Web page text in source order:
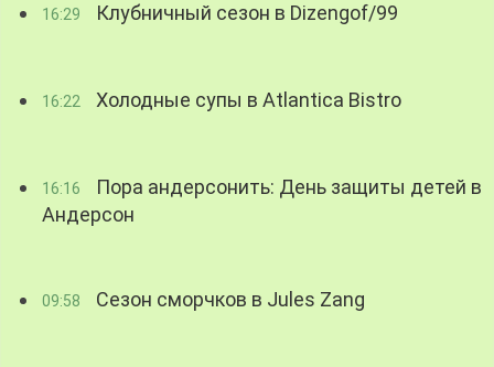
16:29 Клубничный сезон в Dizengof/99
16:22 Холодные супы в Atlantica Bistro
16:16
Пора андерсонить: День защиты детей в
Андерсон
09:58 Сезон сморчков в Jules Zang